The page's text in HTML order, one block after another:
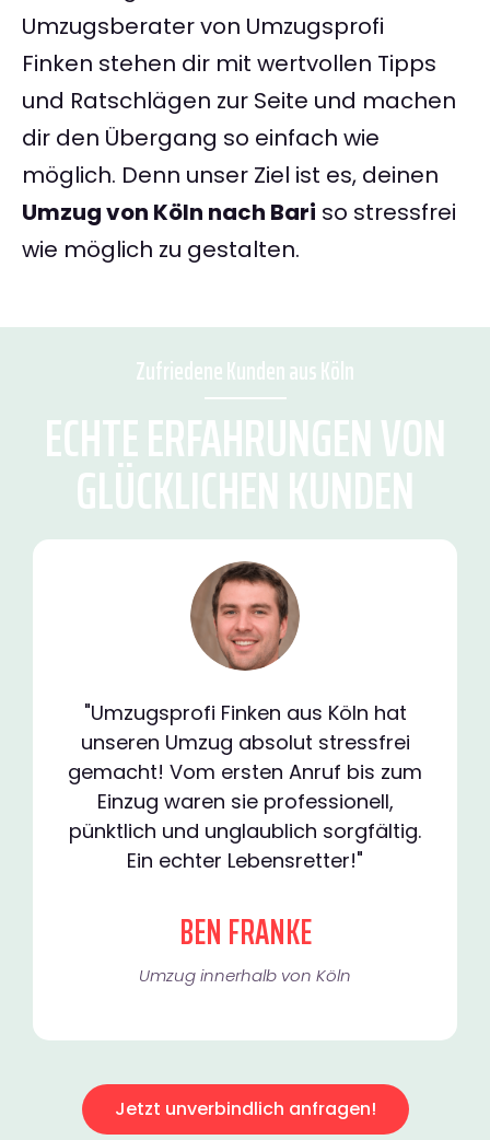
Umzugsberater von Umzugsprofi
Finken stehen dir mit wertvollen Tipps
und Ratschlägen zur Seite und machen
dir den Übergang so einfach wie
möglich. Denn unser Ziel ist es, deinen
Umzug von Köln nach Bari so stressfrei
wie möglich zu gestalten.
Zufriedene Kunden aus Köln
ECHTE ERFAHRUNGEN VON
GLÜCKLICHEN KUNDEN
"Umzugsprofi Finken aus Köln hat
unseren Umzug absolut stressfrei
gemacht! Vom ersten Anruf bis zum
Einzug waren sie professionell,
pünktlich und unglaublich sorgfältig.
Ein echter Lebensretter!"
BEN FRANKE
Umzug innerhalb von Köln​
Jetzt unverbindlich anfragen!